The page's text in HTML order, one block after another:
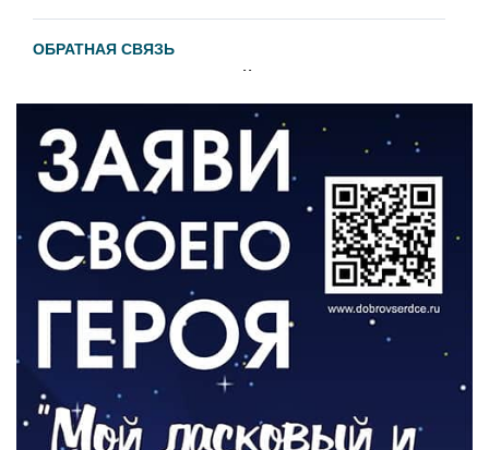
ОБРАТНАЯ СВЯЗЬ
Администрация онлайн
ВЛАСТЬ
День памяти и «Симфония народов»
06.08.2026
Новый настил на экотропе
05.08.2026